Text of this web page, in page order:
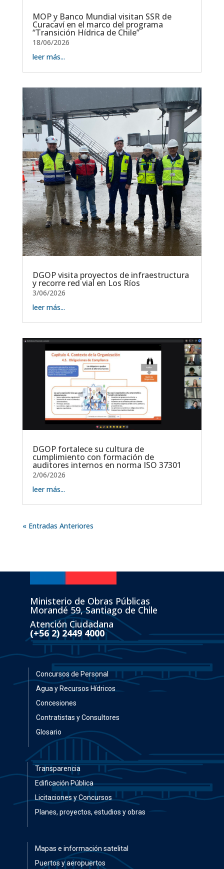
MOP y Banco Mundial visitan SSR de
Curacaví en el marco del programa
“Transición Hídrica de Chile”
18/06/2026
leer más...
DGOP visita proyectos de infraestructura
y recorre red vial en Los Ríos
3/06/2026
leer más...
DGOP fortalece su cultura de
cumplimiento con formación de
auditores internos en norma ISO 37301
2/06/2026
leer más...
« Entradas Anteriores
Ministerio de Obras Públicas
Morandé 59, Santiago de Chile
Atención Ciudadana
(+56 2) 2449 4000
Concursos de Personal
Agua y Recursos Hídricos
Concesiones
Contratistas y Consultores
Glosario
Transparencia
Edificación Pública
Licitaciones y Concursos
Planes, proyectos, estudios y obras
Mapas e información satelital
Puertos y aeropuertos